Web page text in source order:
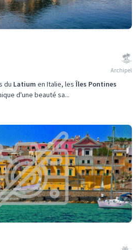
Archipel
du Latium en Italie, les Îles Pontines
d'une beauté sa...